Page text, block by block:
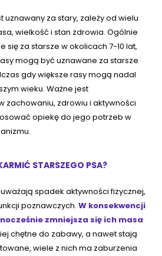
uznawany za stary, zależy od wielu
wielkość i stan zdrowia. Ogólnie
się za starsze w okolicach 7-10 lat,
mogą być uznawane za starsze
gdy większe rasy mogą nadal
wieku. Ważne jest
zachowaniu, zdrowiu i aktywności
opiekę do jego potrzeb w
STARSZEGO PSA?
spadek aktywności fizycznej,
poznawczych. W konsekwencji
zmniejsza się ich masa
chętne do zabawy, a nawet stają
wiele z nich ma zaburzenia